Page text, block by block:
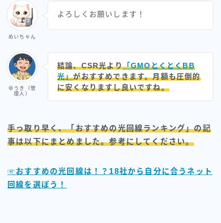
ソフトバンク光（全国）
ドコモホームルーター
ドコモ光
ビッグローブ光
フレッツ光
めいちゃん
よろしくお願いします！
ゆうき（管
理人）
結論、CSR光より「GMOとくとくBB
光」がおすすめできます。月額も圧倒的
に安くなりますし良いですね。
手っ取り早く、「おすすめの光回線ランキング」の記
事は以下にまとめました。参考にしてください。
☞おすすめの光回線は！？18社から自分に合うネット
回線を選ぼう！